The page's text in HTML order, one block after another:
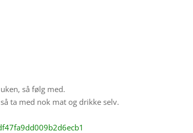
så følg med.
ta med nok mat og drikke selv.